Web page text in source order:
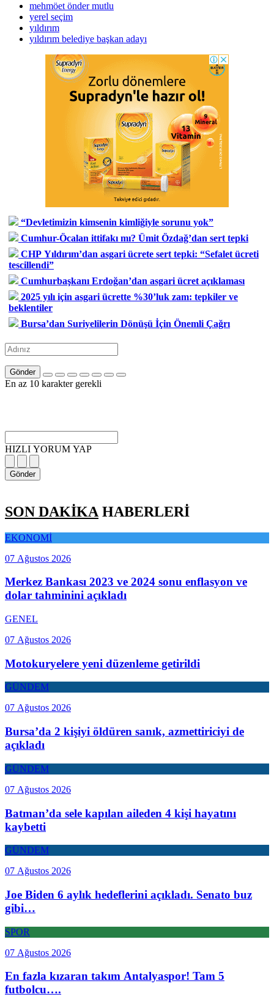
mehmöet önder mutlu
yerel seçim
yıldırım
yıldırım belediye başkan adayı
“Devletimizin kimsenin kimliğiyle sorunu yok”
Cumhur-Öcalan ittifakı mı? Ümit Özdağ’dan sert tepki
CHP Yıldırım’dan asgari ücrete sert tepki: “Sefalet ücreti
tescillendi”
Cumhurbaşkanı Erdoğan’dan asgari ücret açıklaması
2025 yılı için asgari ücrette %30’luk zam: tepkiler ve
beklentiler
Bursa’dan Suriyelilerin Dönüşü İçin Önemli Çağrı
Gönder
En az 10 karakter gerekli
HIZLI YORUM YAP
Gönder
SON DAKİKA HABERLERİ
EKONOMİ
07 Ağustos 2026
Merkez Bankası 2023 ve 2024 sonu enflasyon ve
dolar tahminini açıkladı
GENEL
07 Ağustos 2026
Motokuryelere yeni düzenleme getirildi
GÜNDEM
07 Ağustos 2026
Bursa’da 2 kişiyi öldüren sanık, azmettiriciyi de
açıkladı
GÜNDEM
07 Ağustos 2026
Batman’da sele kapılan aileden 4 kişi hayatını
kaybetti
GÜNDEM
07 Ağustos 2026
Joe Biden 6 aylık hedeflerini açıkladı. Senato buz
gibi…
SPOR
07 Ağustos 2026
En fazla kızaran takım Antalyaspor! Tam 5
futbolcu….